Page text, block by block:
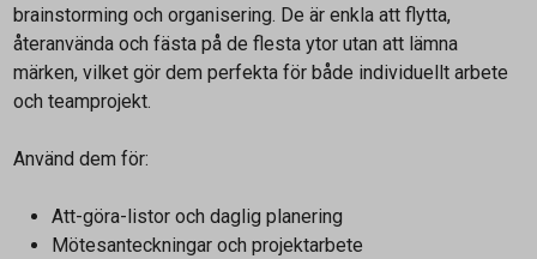
brainstorming och organisering. De är enkla att flytta,
återanvända och fästa på de flesta ytor utan att lämna
märken, vilket gör dem perfekta för både individuellt arbete
och teamprojekt.
Använd dem för:
Att-göra-listor och daglig planering
Mötesanteckningar och projektarbete